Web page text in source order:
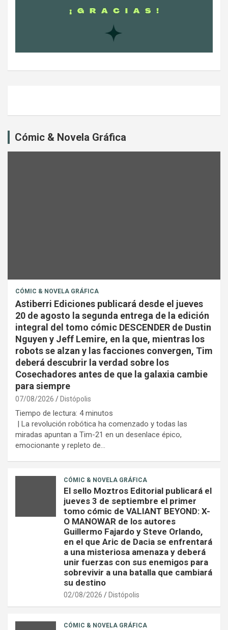
Cómic & Novela Gráfica
CÓMIC & NOVELA GRÁFICA
Astiberri Ediciones publicará desde el jueves
20 de agosto la segunda entrega de la edición
integral del tomo cómic DESCENDER de Dustin
Nguyen y Jeff Lemire, en la que, mientras los
robots se alzan y las facciones convergen, Tim
deberá descubrir la verdad sobre los
Cosechadores antes de que la galaxia cambie
para siempre
07/08/2026 Distópolis
Tiempo de lectura: 4 minutos
| La revolución robótica ha comenzado y todas las
miradas apuntan a Tim-21 en un desenlace épico,
emocionante y repleto de…
CÓMIC & NOVELA GRÁFICA
El sello Moztros Editorial publicará el
jueves 3 de septiembre el primer
tomo cómic de VALIANT BEYOND: X-
O MANOWAR de los autores
Guillermo Fajardo y Steve Orlando,
en el que Aric de Dacia se enfrentará
a una misteriosa amenaza y deberá
unir fuerzas con sus enemigos para
sobrevivir a una batalla que cambiará
su destino
02/08/2026 Distópolis
CÓMIC & NOVELA GRÁFICA